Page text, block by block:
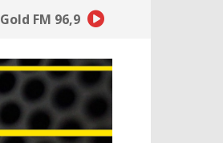
Gold FM 96,9